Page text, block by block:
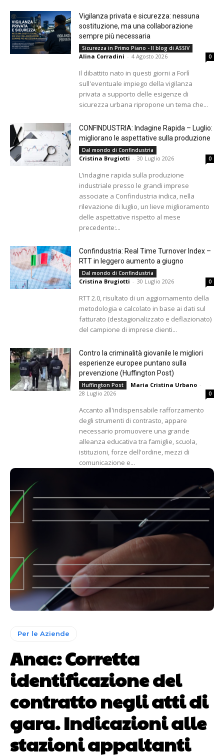
Vigilanza privata e sicurezza: nessuna
sostituzione, ma una collaborazione
sempre più necessaria
Sicurezza in Primo Piano - Il blog di ASSIV
Alina Corradini - 4 Agosto 2026 0
Il dibattito nato in questi giorni a Forlì
sull'eventuale impiego della vigilanza
privata a supporto delle esigenze di
sicurezza urbana ripropone un tema che...
CONFINDUSTRIA: Indagine Rapida – Luglio:
migliorano le aspettative sulla produzione
Dal mondo di Confindustria
Cristina Brugiotti - 30 Luglio 2026 0
L’indagine rapida sulla produzione
industriale presso le grandi imprese
associate a Confindustria indica, nella
rilevazione di luglio, un lieve miglioramento
delle aspettative rispetto al mese
precedente:...
Confindustria: Real Time Turnover Index –
RTT in leggero aumento a giugno
Dal mondo di Confindustria
Cristina Brugiotti - 30 Luglio 2026 0
RTT 2.0, risultato di un aggiornamento della
metodologia e calcolato in base ai dati sul
fatturato (destagionalizzato e deflazionato)
del campione di imprese clienti...
Contro la criminalità giovanile le migliori
esperienze europee puntano sulla
prevenzione (Huffington Post)
Huffington Post Maria Cristina Urbano -
28 Luglio 2026
0
Accanto all'indispensabile rafforzamento
degli strumenti di contrasto, appare
necessario promuovere una grande
alleanza educativa tra famiglie, scuola,
istituzioni, forze dell'ordine, mezzi di
comunicazione e...
Per le Aziende
Anac: Corretta
identificazione del
contratto negli atti di
gara. Indicazioni alle
stazioni appaltanti